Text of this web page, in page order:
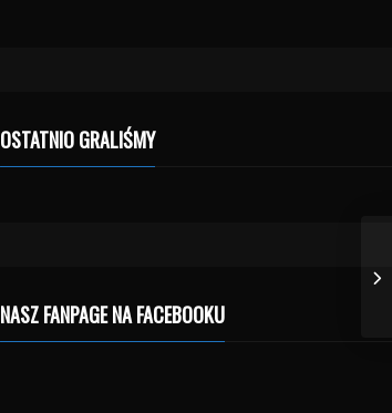
OSTATNIO GRALIŚMY
NASZ FANPAGE NA FACEBOOKU